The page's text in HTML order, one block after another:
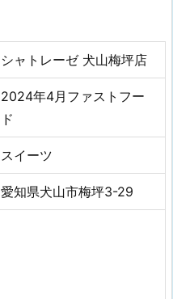
シャトレーゼ 犬山梅坪店
2024年4月ファストフー
ド
スイーツ
愛知県犬山市梅坪3-29